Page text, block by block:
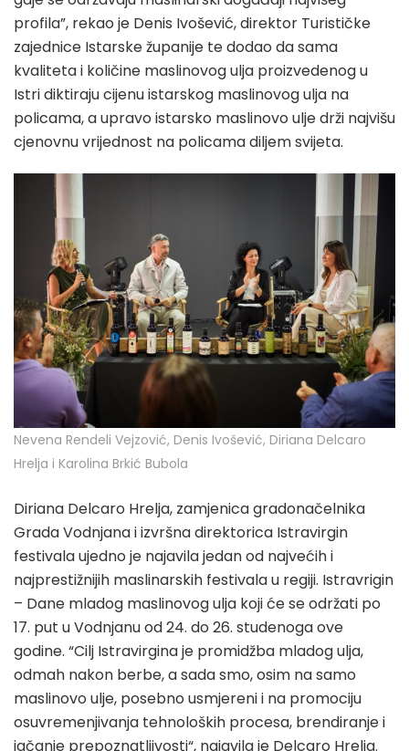
profila”, rekao je Denis Ivošević, direktor Turističke
zajednice Istarske županije te dodao da sama
kvaliteta i količine maslinovog ulja proizvedenog u
Istri diktiraju cijenu istarskog maslinovog ulja na
policama, a upravo istarsko maslinovo ulje drži najvišu
cjenovnu vrijednost na policama diljem svijeta.
Nevena Rendeli Vejzović, Denis Ivošević, Diriana Delcaro
Hrelja i Karolina Brkić Bubola
Diriana Delcaro Hrelja, zamjenica gradonačelnika
Grada Vodnjana i izvršna direktorica Istravirgin
festivala ujedno je najavila jedan od najvećih i
najprestižnijih maslinarskih festivala u regiji. Istravrigin
– Dane mladog maslinovog ulja koji će se održati po
17. put u Vodnjanu od 24. do 26. studenoga ove
godine. “Cilj Istravirgina je promidžba mladog ulja,
odmah nakon berbe, a sada smo, osim na samo
maslinovo ulje, posebno usmjereni i na promociju
osuvremenjivanja tehnoloških procesa, brendiranje i
jačanje prepoznatljivosti“, najavila je Delcaro Hrelja.